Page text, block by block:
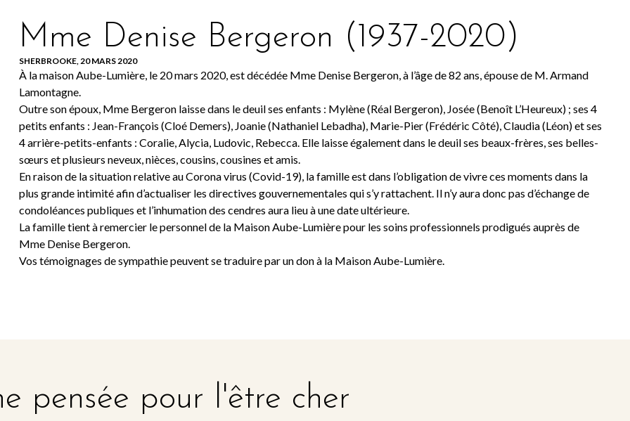
Mme Denise Bergeron (1937-2020)
SHERBROOKE, 20 MARS 2020
À la maison Aube-Lumière, le 20 mars 2020, est décédée Mme Denise Bergeron, à l’âge de 82 ans, épouse de M. Armand
Lamontagne.
Outre son époux, Mme Bergeron laisse dans le deuil ses enfants : Mylène (Réal Bergeron), Josée (Benoît L’Heureux) ; ses 4
petits enfants : Jean-François (Cloé Demers), Joanie (Nathaniel Lebadha), Marie-Pier (Frédéric Côté), Claudia (Léon) et ses
4 arrière-petits-enfants : Coralie, Alycia, Ludovic, Rebecca. Elle laisse également dans le deuil ses beaux-frères, ses belles-
sœurs et plusieurs neveux, nièces, cousins, cousines et amis.
En raison de la situation relative au Corona virus (Covid-19), la famille est dans l’obligation de vivre ces moments dans la
plus grande intimité afin d’actualiser les directives gouvernementales qui s’y rattachent. Il n’y aura donc pas d’échange de
condoléances publiques et l’inhumation des cendres aura lieu à une date ultérieure.
La famille tient à remercier le personnel de la Maison Aube-Lumière pour les soins professionnels prodigués auprès de
Mme Denise Bergeron.
Vos témoignages de sympathie peuvent se traduire par un don à la Maison Aube-Lumière.
pensée pour l'être cher